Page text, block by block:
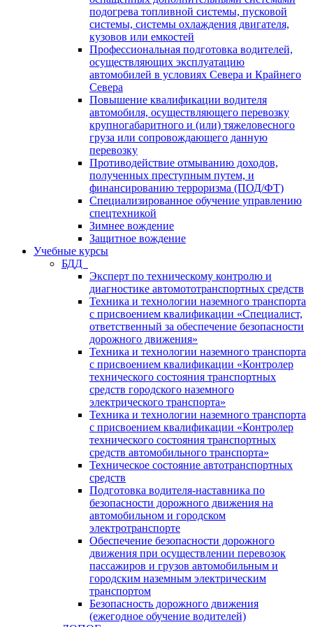
подогрева топливной системы, пусковой
системы, системы охлаждения двигателя,
кузовов или емкостей
Профессиональная подготовка водителей,
осуществляющих эксплуатацию
автомобилей в условиях Севера и Крайнего
Севера
Повышение квалификации водителя
автомобиля, осуществляющего перевозку
крупногабаритного и (или) тяжеловесного
груза или сопровождающего данную
перевозку
Противодействие отмыванию доходов,
полученных преступным путем, и
финансированию терроризма (ПОД/ФТ)
Специализированное обучение управлению
спецтехникой
Зимнее вождение
Защитное вождение
Учебные курсы
БДД
Эксперт по техническому контролю и
диагностике автомототранспортных средств
Техника и технологии наземного транспорта
с присвоением квалификации «Специалист,
ответственный за обеспечение безопасности
дорожного движения»
Техника и технологии наземного транспорта
с присвоением квалификации «Контролер
технического состояния транспортных
средств городского наземного
электрического транспорта»
Техника и технологии наземного транспорта
с присвоением квалификации «Контролер
технического состояния транспортных
средств автомобильного транспорта»
Техническое состояние автотранспортных
средств
Подготовка водителя-наставника по
безопасности дорожного движения на
автомобильном и городском
электротранспорте
Обеспечение безопасности дорожного
движения при осуществлении перевозок
пассажиров и грузов автомобильным и
городским наземным электрическим
транспортом
Безопасность дорожного движения
(ежегодное обучение водителей)